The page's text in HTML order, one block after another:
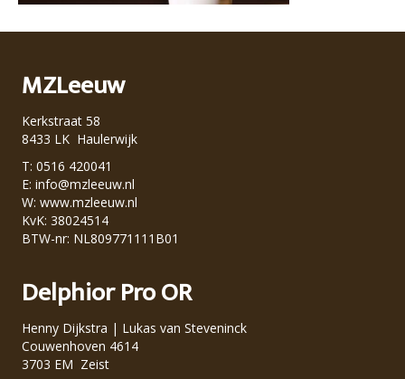
MZLeeuw
Kerkstraat 58
8433 LK Haulerwijk
T: 0516 420041
E: info@mzleeuw.nl
W: www.mzleeuw.nl
KvK: 38024514
BTW-nr: NL809771111B01
Delphior Pro OR
Henny Dijkstra | Lukas van Steveninck
Couwenhoven 4614
3703 EM Zeist